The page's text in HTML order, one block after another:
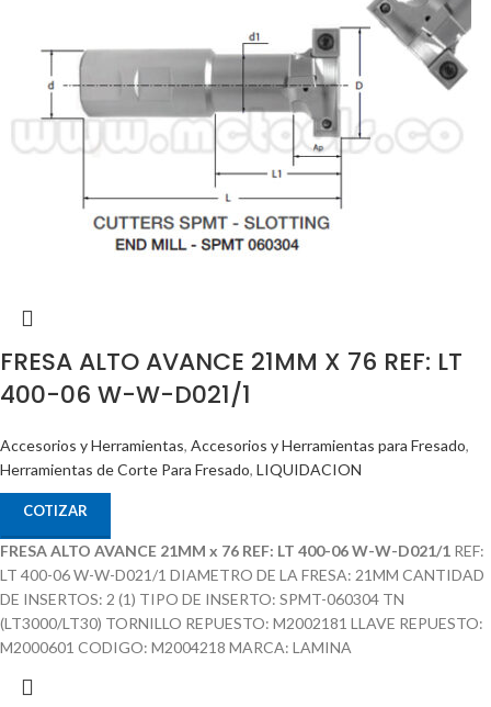
FRESA ALTO AVANCE 21MM X 76 REF: LT
400-06 W-W-D021/1
Accesorios y Herramientas, Accesorios y Herramientas para Fresado,
Herramientas de Corte Para Fresado, LIQUIDACION
COTIZAR
FRESA ALTO AVANCE 21MM x 76 REF: LT 400-06 W-W-D021/1 REF:
LT 400-06 W-W-D021/1 DIAMETRO DE LA FRESA: 21MM CANTIDAD
DE INSERTOS: 2 (1) TIPO DE INSERTO: SPMT-060304 TN
(LT3000/LT30) TORNILLO REPUESTO: M2002181 LLAVE REPUESTO:
M2000601 CODIGO: M2004218 MARCA: LAMINA